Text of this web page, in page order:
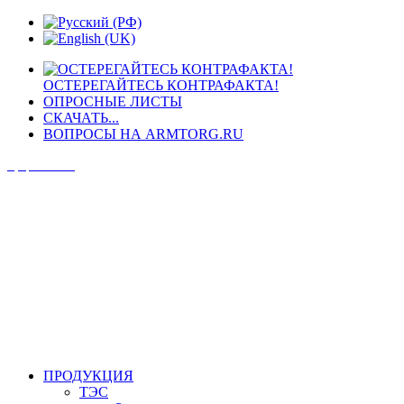
ОСТЕРЕГАЙТЕСЬ КОНТРАФАКТА!
ОПРОСНЫЕ ЛИСТЫ
СКАЧАТЬ...
ВОПРОСЫ НА ARMTORG.RU
ПРОДУКЦИЯ
ТЭС